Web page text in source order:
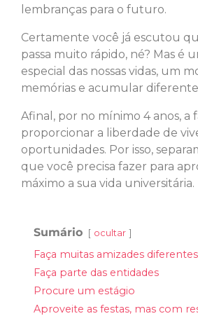
lembranças para o futuro.
Certamente você já escutou
passa muito rápido, né? Mas é
especial das nossas vidas, um
memórias e acumular
Afinal, por no mínimo 4 anos, a
proporcionar a liberdade de
oportunidades. Por isso,
que você precisa fazer para
máximo a sua vida universitária.
Sumário ocultar
Faça muitas amizades diferentes
Faça parte das entidades
Procure um estágio
Aproveite as festas, mas com